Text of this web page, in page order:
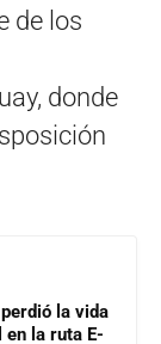
de los
donde
la vida
la ruta E-